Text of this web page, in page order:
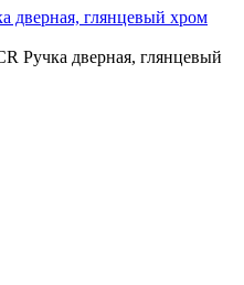
Ручка дверная, глянцевый